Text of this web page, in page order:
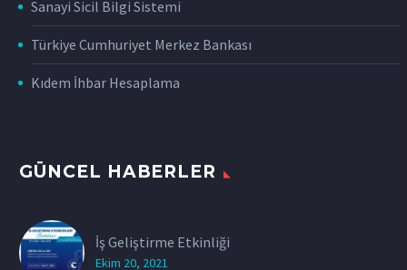
Sanayi Sicil Bilgi Sistemi
Türkiye Cumhuriyet Merkez Bankası
Kıdem İhbar Hesaplama
GÜNCEL HABERLER
İş Geliştirme Etkinliği
Ekim 20, 2021